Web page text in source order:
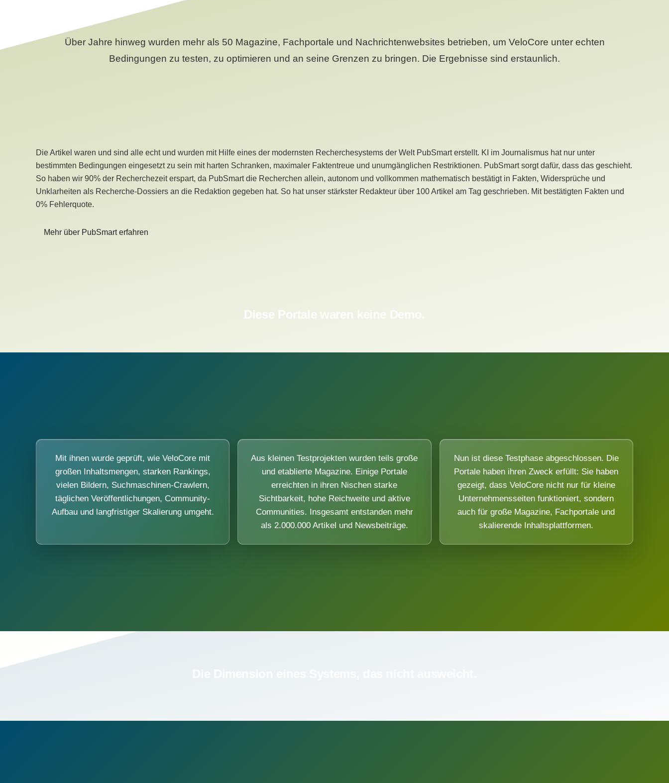
Über Jahre hinweg wurden mehr als 50 Magazine, Fachportale und Nachrichtenwebsites betrieben, um VeloCore unter echten
Bedingungen zu testen, zu optimieren und an seine Grenzen zu bringen. Die Ergebnisse sind erstaunlich.
Die Artikel waren und sind alle echt und wurden mit Hilfe eines der modernsten Recherchesystems der Welt PubSmart erstellt. KI im Journalismus hat nur unter
bestimmten Bedingungen eingesetzt zu sein mit harten Schranken, maximaler Faktentreue und unumgänglichen Restriktionen. PubSmart sorgt dafür, dass das geschieht.
So haben wir 90% der Recherchezeit erspart, da PubSmart die Recherchen allein, autonom und vollkommen mathematisch bestätigt in Fakten, Widersprüche und
Unklarheiten als Recherche-Dossiers an die Redaktion gegeben hat. So hat unser stärkster Redakteur über 100 Artikel am Tag geschrieben. Mit bestätigten Fakten und
0% Fehlerquote.
Mehr über PubSmart erfahren
Diese Portale waren keine Demo.
Mit ihnen wurde geprüft, wie VeloCore mit
großen Inhaltsmengen, starken Rankings,
vielen Bildern, Suchmaschinen-Crawlern,
täglichen Veröffentlichungen, Community-
Aufbau und langfristiger Skalierung umgeht.
Aus kleinen Testprojekten wurden teils große
und etablierte Magazine. Einige Portale
erreichten in ihren Nischen starke
Sichtbarkeit, hohe Reichweite und aktive
Communities. Insgesamt entstanden mehr
als 2.000.000 Artikel und Newsbeiträge.
Nun ist diese Testphase abgeschlossen. Die
Portale haben ihren Zweck erfüllt: Sie haben
gezeigt, dass VeloCore nicht nur für kleine
Unternehmensseiten funktioniert, sondern
auch für große Magazine, Fachportale und
skalierende Inhaltsplattformen.